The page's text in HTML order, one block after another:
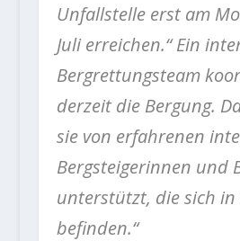
Unfallstelle erst am
Juli erreichen.“ Ein
Bergrettungsteam
derzeit die Bergung.
sie von erfahrenen
Bergsteigerinnen und
unterstützt, die sich in
befinden.“